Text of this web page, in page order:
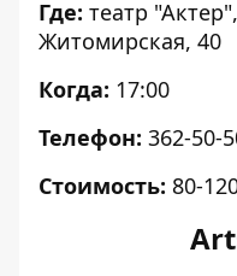
Где: театр
Житомирская, 40
Когда: 17:00
Телефон: 362-50-
Стоимость: 80-